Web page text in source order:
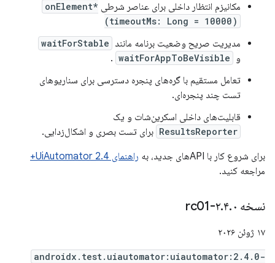
مکانیزم انتظار داخلی برای عناصر شرطی onElement*
(timeoutMs: Long = 10000)
مدیریت صریح وضعیت برنامه مانند waitForStable
و waitForAppToBeVisible
.
تعامل مستقیم با گره‌های پنجره دسترسی برای سناریوهای
تست چند پنجره‌ای.
قابلیت‌های داخلی اسکرین‌شات و یک
ResultsReporter برای تست بصری و اشکال‌زدایی.
برای شروع کار با APIهای جدید، به
راهنمای UiAutomator 2.4+
مراجعه کنید.
نسخه ۲ .۴.۰-rc01
۱۷ ژوئن ۲۰۲۶
androidx.test.uiautomator:uiautomator:2.4.0-